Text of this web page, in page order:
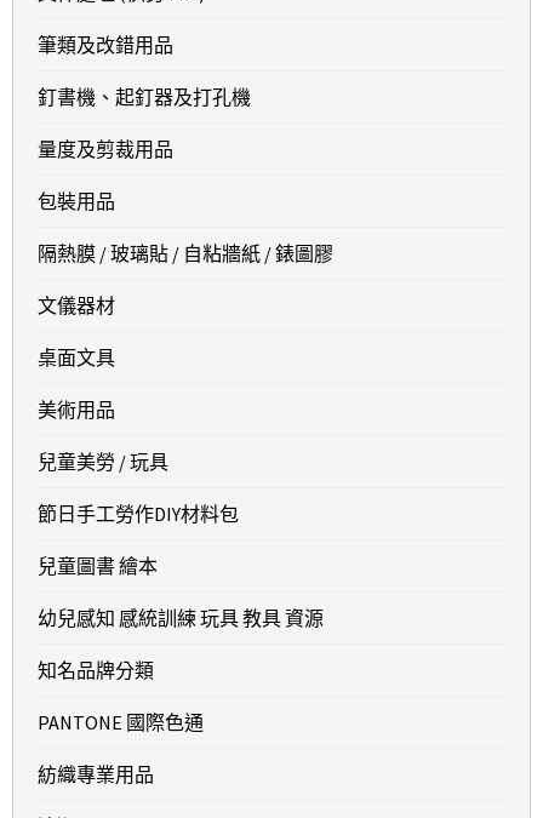
筆類及改錯用品
釘書機、起釘器及打孔機
量度及剪裁用品
包裝用品
隔熱膜 / 玻璃貼 / 自粘牆紙 / 錶圖膠
文儀器材
桌面文具
美術用品
兒童美勞 / 玩具
節日手工勞作DIY材料包
兒童圖書 繪本
幼兒感知 感統訓練 玩具 教具 資源
知名品牌分類
PANTONE 國際色通
紡織專業用品